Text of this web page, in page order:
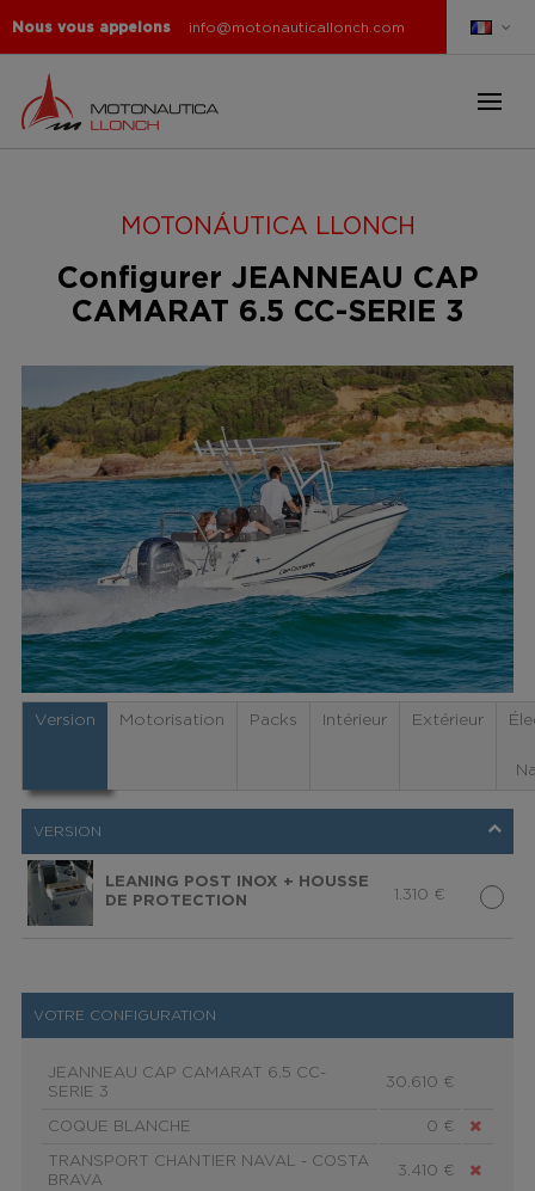
Nous vous appelons info@motonauticallonch.com
MOTONÁUTICA LLONCH
Configurer JEANNEAU CAP
CAMARAT 6.5 CC-SERIE 3
Version Motorisation Packs Intérieur Extérieur
VERSION
LEANING POST INOX + HOUSSE
DE PROTECTION
1.310 €
VOTRE CONFIGURATION
JEANNEAU CAP CAMARAT 6.5 CC-
SERIE 3
30.610 €
COQUE BLANCHE 0 €
TRANSPORT CHANTIER NAVAL - COSTA
BRAVA
3.410 €